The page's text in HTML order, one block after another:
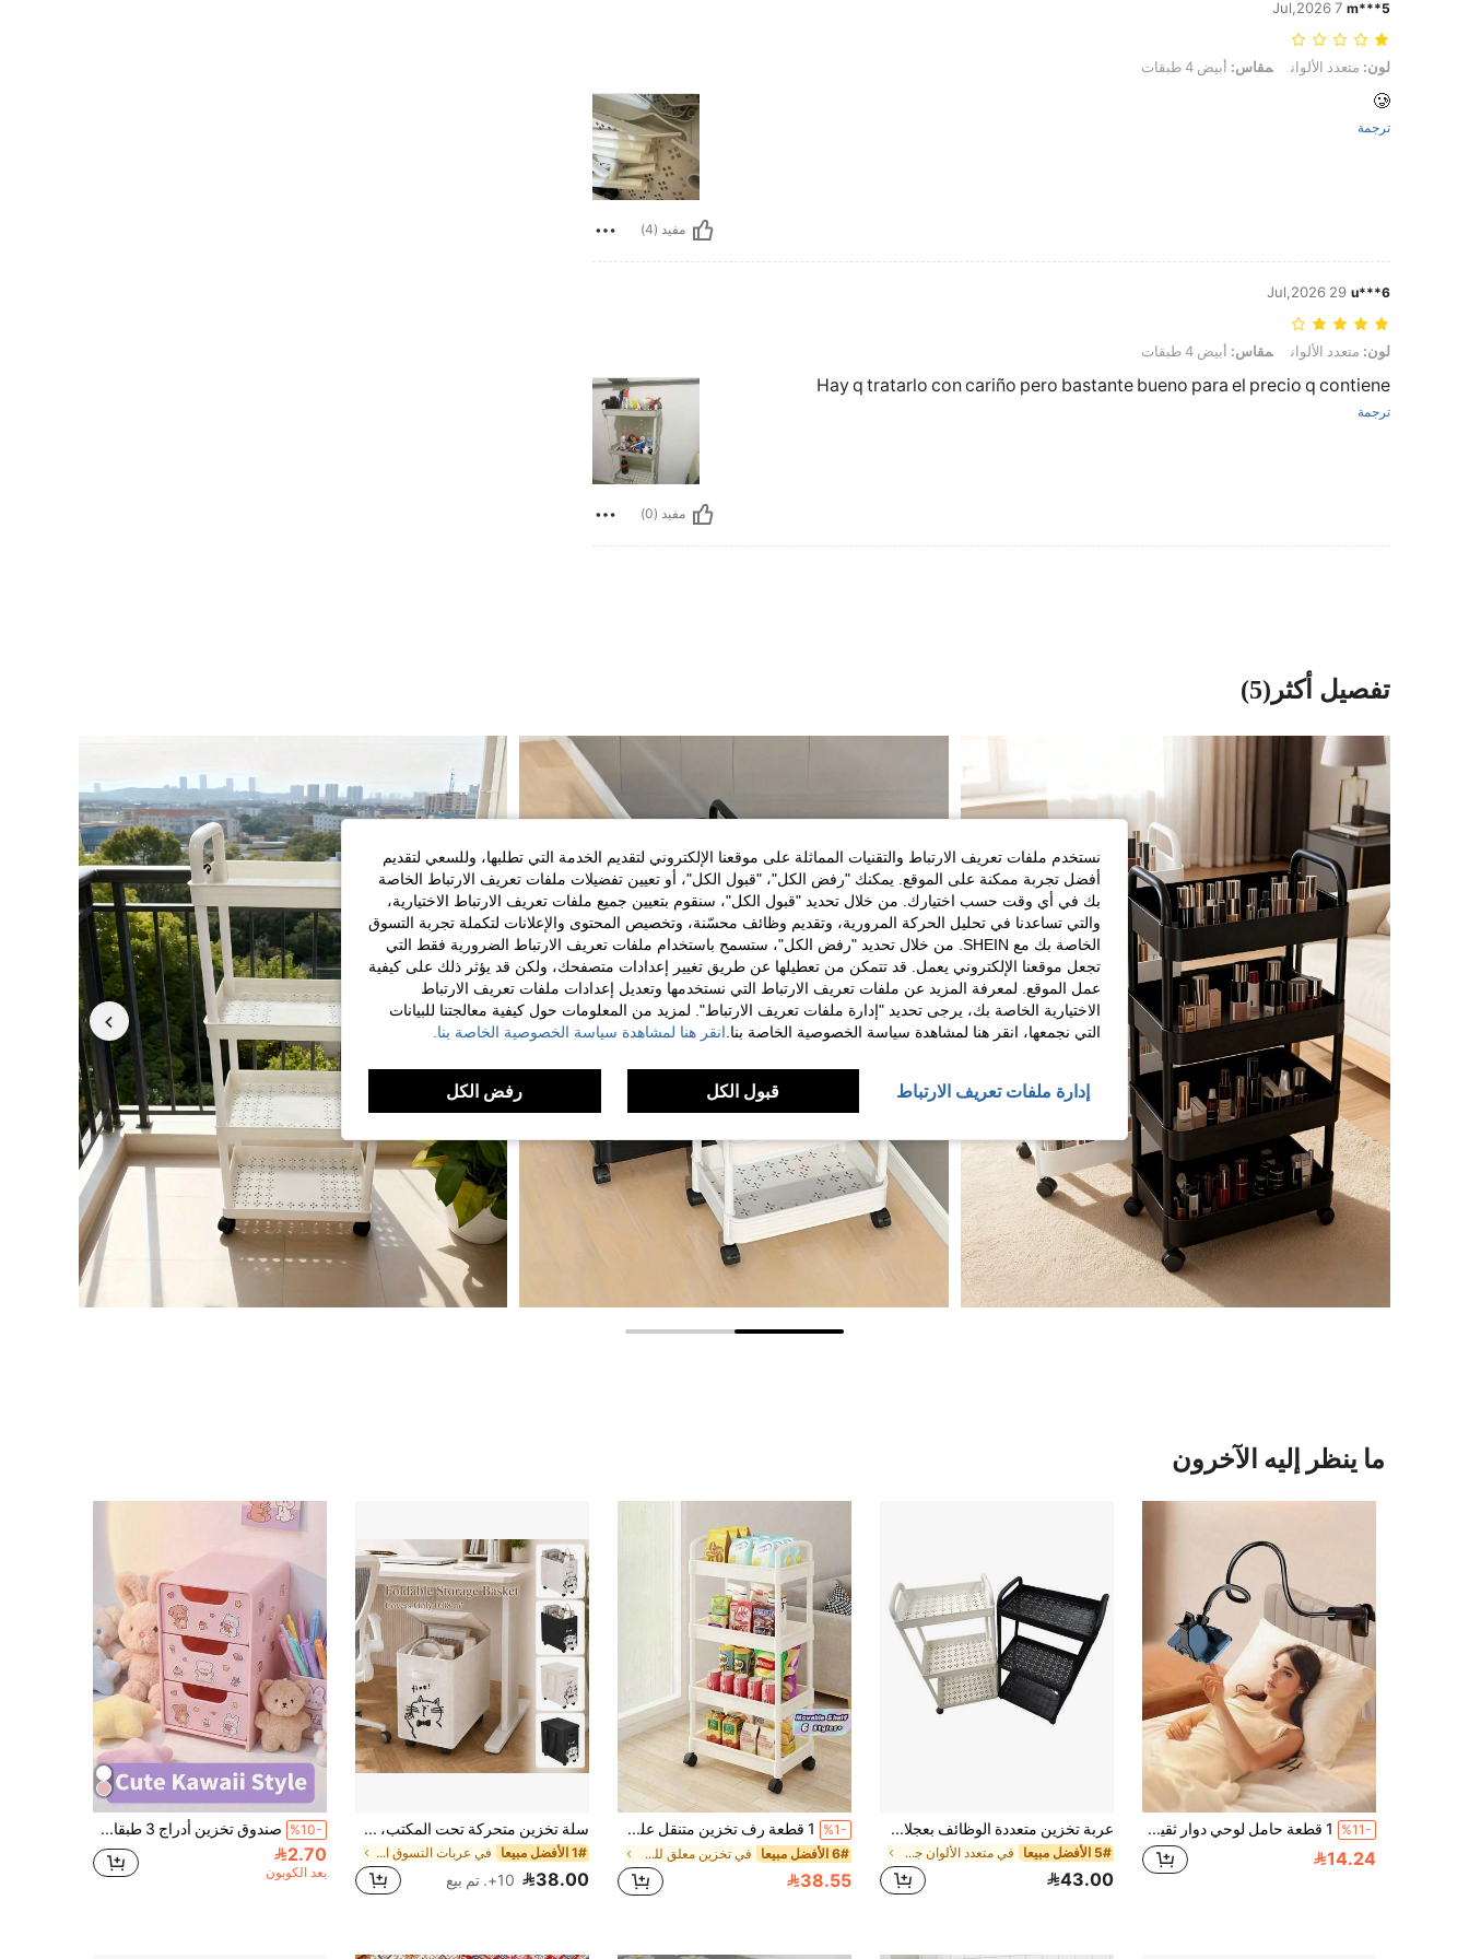
m***5
7 Jul,2026
لون: متعدد الألوان, مقاس: أبيض 4 طبقات
لون: متعدد الألوان مقاس: أبيض 4 طبقات
🥲
ترجمة
مفيد (4)
u***6
29 Jul,2026
لون: متعدد الألوان, مقاس: أبيض 4 طبقات
لون: متعدد الألوان مقاس: أبيض 4 طبقات
Hay q tratarlo con cariño pero bastante bueno para el precio q contiene
ترجمة
مفيد (0)
تفصيل أكثر(5)
ما ينظر إليه الآخرون
%11- 1 قطعة حامل لوحي دوار ثقيل الواجب، قاعدة دوارة 360° | ذراع قابلة للتعديل لحمل الهاتف/اللوحي، مناسب للسرير والمكتب والمطبخ والنادي الرياضي | هدية مثالية للطلاب والعاملين عن بعد وعشاق الطبخ
14.24
عربة تخزين متعددة الوظائف بعجلات دوارة - جهاز تخزين متعدد الوظائف مناسب للمطابخ وغرف المعيشة والنوم - يمكن تخزين القرطاسية والوجبات الخفيفة والأصناف الصغيرة وغيرها - بنية بلاستيكية متينة، عربة متعددة الوظائف، رفوف عمودية
5# الأفضل مبيعا في متعدد الألوان جزيرة التخزين والعربات
43.00
%1- 1 قطعة رف تخزين متنقل على عجلات للحمام، متعدد الطبقات، منظم للوجبات الخفيفة للمطبخ والحمام، هدية عملية وأنيقة لحفلات العطلات والأعياد والسنة الجديدة، حل تخزين مدخر للمساحة وضروري لتنظيم المنزل
6# الأفضل مبيعا في تخزين معلق للحمام جزيرة التخزين والعربات
38.55
سلة تخزين متحركة تحت المكتب، خفيفة الوزن قابلة للطي محمولة موفرة للمساحة بنمط قطة لطيفة، عربة متحركة لمحطة العمل، لوازم العودة إلى المدرسة، مناسبة للمناسبات الخاصة الأخرى كهدايا للعائلة والأصدقاء والبالغين، معدات أساسية للمكتب والسكن الجامعي والمنزل
1# الأفضل مبيعا في عربات التسوق المحمولة
38.00 10+. تم بيع
%10- صندوق تخزين أدراج 3 طبقات للمجوهرات وإكسسوارات الشعر والأقراط والعناصر الصغيرة، منظم مكتب دراسة أثاث، صندوق تخزين المجوهرات، منظم مستحضرات التجميل بالأدراج، ديكور غرفة النوم، تنظيم سطح المكتب، تخزين أدراج المكتب المنزلي، مناسب للنساء
2.70
بعد الكوبون
نستخدم ملفات تعريف الارتباط والتقنيات المماثلة على موقعنا الإلكتروني لتقديم الخدمة التي تطلبها، وللسعي لتقديم
أفضل تجربة ممكنة على الموقع. يمكنك "رفض الكل"، "قبول الكل"، أو تعيين تفضيلات ملفات تعريف الارتباط الخاصة
بك في أي وقت حسب اختيارك. من خلال تحديد "قبول الكل"، سنقوم بتعيين جميع ملفات تعريف الارتباط الاختيارية،
والتي تساعدنا في تحليل الحركة المرورية، وتقديم وظائف محسّنة، وتخصيص المحتوى والإعلانات لتكملة تجربة التسوق
الخاصة بك مع SHEIN. من خلال تحديد "رفض الكل"، ستسمح باستخدام ملفات تعريف الارتباط الضرورية فقط التي
تجعل موقعنا الإلكتروني يعمل. قد تتمكن من تعطيلها عن طريق تغيير إعدادات متصفحك، ولكن قد يؤثر ذلك على كيفية
عمل الموقع. لمعرفة المزيد عن ملفات تعريف الارتباط التي نستخدمها وتعديل إعدادات ملفات تعريف الارتباط
الاختيارية الخاصة بك، يرجى تحديد "إدارة ملفات تعريف الارتباط". لمزيد من المعلومات حول كيفية معالجتنا للبيانات
التي نجمعها، انقر هنا لمشاهدة سياسة الخصوصية الخاصة بنا. انقر هنا لمشاهدة سياسة الخصوصية الخاصة بنا.
إدارة ملفات تعريف الارتباط قبول الكل رفض الكل